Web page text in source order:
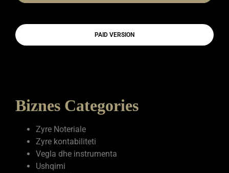
PAID VERSION
Biznes Categories
Zyre Noteriale
Zyre kontabiliteti
Vegla dhe instrumenta
Ushqimi